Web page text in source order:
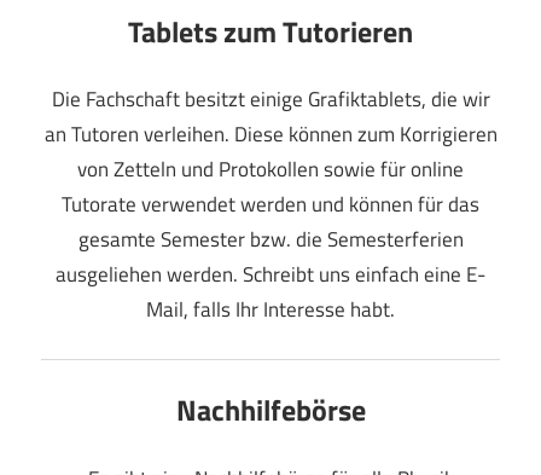
Tablets zum Tutorieren
Die Fachschaft besitzt einige Grafiktablets, die wir
an Tutoren verleihen. Diese können zum Korrigieren
von Zetteln und Protokollen sowie für online
Tutorate verwendet werden und können für das
gesamte Semester bzw. die Semesterferien
ausgeliehen werden. Schreibt uns einfach eine E-
Mail, falls Ihr Interesse habt.
Nachhilfebörse